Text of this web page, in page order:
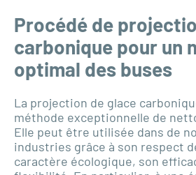
Procédé de
carbonique pour un
optimal des buses
La projection de glace
méthode exceptionnelle de
Elle peut être utilisée dans de
industries grâce à son respect
caractère écologique, son